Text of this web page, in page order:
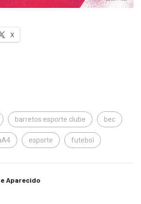
X
barretos esporte clube bec
esporte futebol
Aparecido